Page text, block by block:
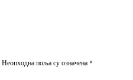
Неопходна поља су означена *